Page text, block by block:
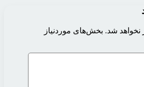
نخواهد شد. بخش‌های موردنیاز